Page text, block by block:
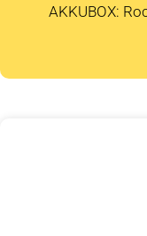
AKKUBOX: